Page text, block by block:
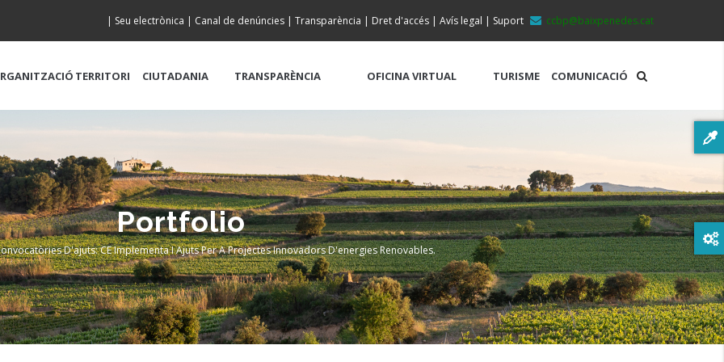
ccbp@baixpenedes.cat
| Seu electrònica | Canal de denúncies | Transparència | Dret d'accés | Avís legal | Suport
TERRITORI CIUTADANIA TRANSPARÈNCIA OFICINA VIRTUAL TURISME COMUNICACIÓ
Portfolio
D'ajuts: CE Implementa I Ajuts Per A Projectes Innovadors D'energies Renovables.